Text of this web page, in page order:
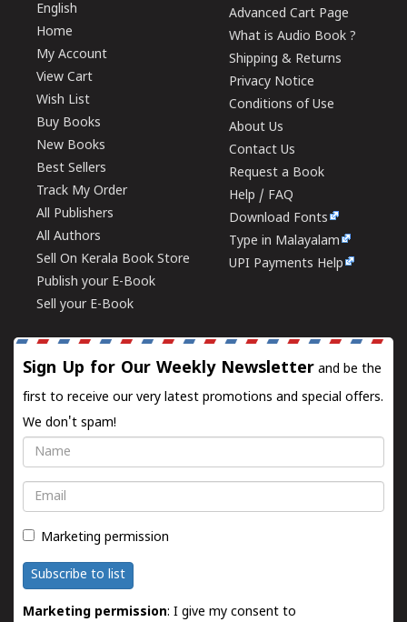
English
Home
My Account
View Cart
Wish List
Buy Books
New Books
Best Sellers
Track My Order
All Publishers
All Authors
Sell On Kerala Book Store
Publish your E-Book
Sell your E-Book
Advanced Cart Page
What is Audio Book ?
Shipping & Returns
Privacy Notice
Conditions of Use
About Us
Contact Us
Request a Book
Help / FAQ
Download Fonts
Type in Malayalam
UPI Payments Help
Sign Up for Our Weekly Newsletter and be the
first to receive our very latest promotions and special offers.
We don't spam!
Name
Email
Marketing permission
Subscribe to list
Marketing permission: I give my consent to